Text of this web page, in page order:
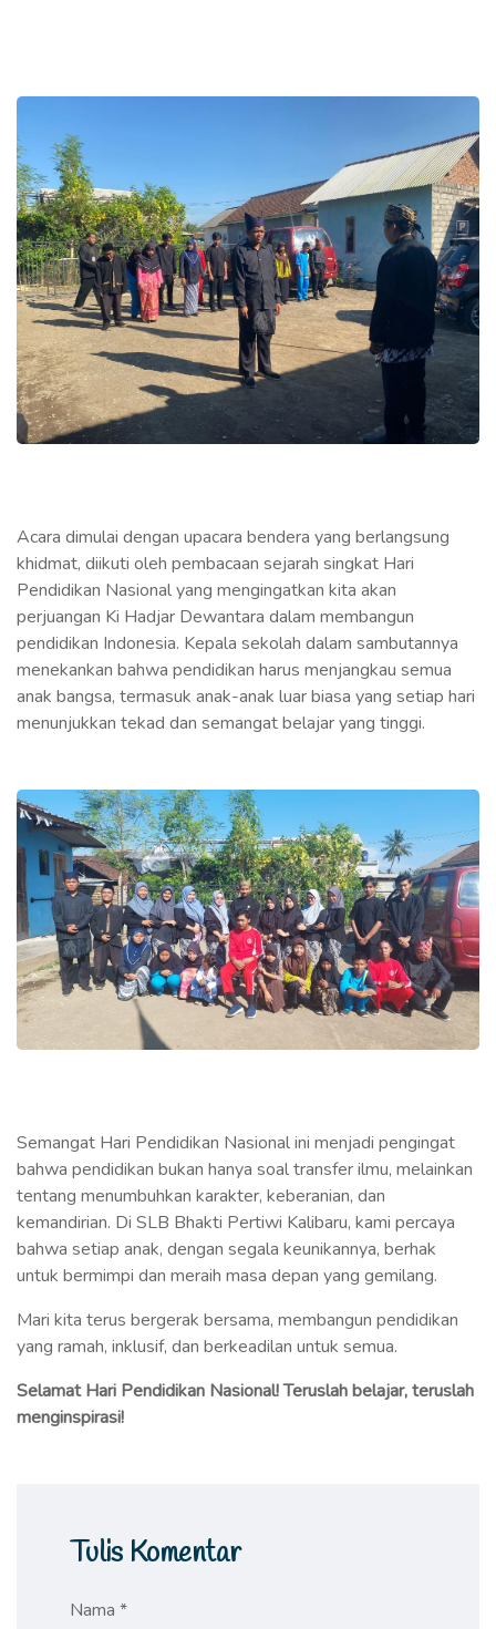
Acara dimulai dengan upacara bendera yang berlangsung
khidmat, diikuti oleh pembacaan sejarah singkat Hari
Pendidikan Nasional yang mengingatkan kita akan
perjuangan Ki Hadjar Dewantara dalam membangun
pendidikan Indonesia. Kepala sekolah dalam sambutannya
menekankan bahwa pendidikan harus menjangkau semua
anak bangsa, termasuk anak-anak luar biasa yang setiap hari
menunjukkan tekad dan semangat belajar yang tinggi.
Semangat Hari Pendidikan Nasional ini menjadi pengingat
bahwa pendidikan bukan hanya soal transfer ilmu, melainkan
tentang menumbuhkan karakter, keberanian, dan
kemandirian. Di SLB Bhakti Pertiwi Kalibaru, kami percaya
bahwa setiap anak, dengan segala keunikannya, berhak
untuk bermimpi dan meraih masa depan yang gemilang.
Mari kita terus bergerak bersama, membangun pendidikan
yang ramah, inklusif, dan berkeadilan untuk semua.
Selamat Hari Pendidikan Nasional! Teruslah belajar, teruslah
menginspirasi!
Tulis Komentar
Nama *